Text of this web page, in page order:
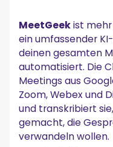
MeetGeekist mehr
ein umfassender
deinen gesamten
automatisiert. Die
Meetings aus
Zoom, Webex und
und transkribiert
gemacht, die
verwandeln wollen.